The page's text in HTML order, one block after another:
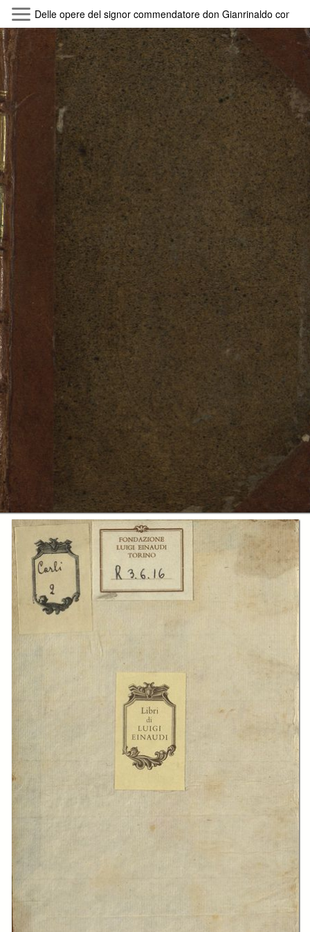
Skip to main content
Byterfly
Follow The Byterfly And Enjoy Open
Knowledge
Policy Collections Providers Exhibitions
Search Term
Delle opere del signor commendatore don Gianrinaldo conte
In collections
Biblioteca storico-economica Fondazione L. Einaudi
Title:
Delle opere del signor commendatore don Gianrinaldo conte Carli …
vol.02
Publisher:
Milano : nell'Imperial Monistero di S. Ambrogio Maggiore
1784
Subject: